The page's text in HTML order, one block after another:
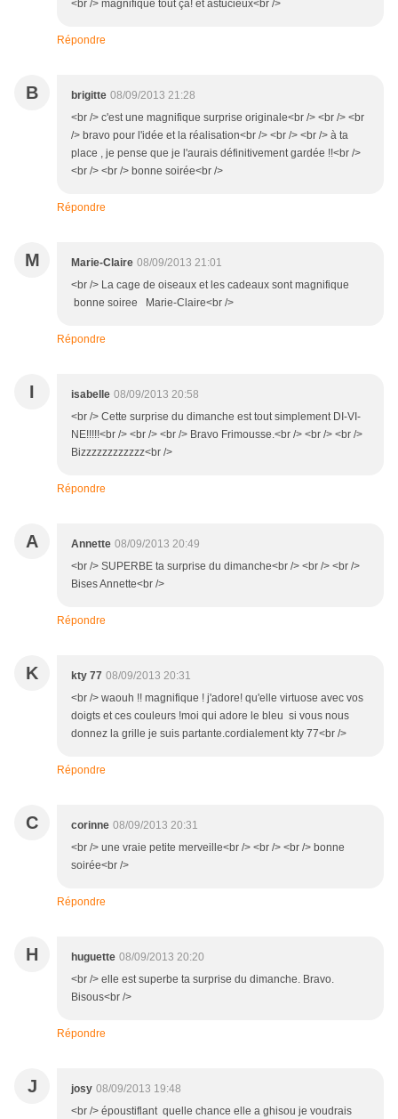
<br /> magnifique tout ça! et astucieux<br />
Répondre
B brigitte 08/09/2013 21:28
<br /> c'est une magnifique surprise originale<br /> <br /> <br
/> bravo pour l'idée et la réalisation<br /> <br /> <br /> à ta
place , je pense que je l'aurais définitivement gardée !!<br />
<br /> <br /> bonne soirée<br />
Répondre
M Marie-Claire 08/09/2013 21:01
<br /> La cage de oiseaux et les cadeaux sont magnifique
bonne soiree Marie-Claire<br />
Répondre
I isabelle 08/09/2013 20:58
<br /> Cette surprise du dimanche est tout simplement DI-VI-
NE!!!!!<br /> <br /> <br /> Bravo Frimousse.<br /> <br /> <br />
Bizzzzzzzzzzzz<br />
Répondre
A Annette 08/09/2013 20:49
<br /> SUPERBE ta surprise du dimanche<br /> <br /> <br />
Bises Annette<br />
Répondre
K kty 77 08/09/2013 20:31
<br /> waouh !! magnifique ! j'adore! qu'elle virtuose avec vos
doigts et ces couleurs !moi qui adore le bleu si vous nous
donnez la grille je suis partante.cordialement kty 77<br />
Répondre
C corinne 08/09/2013 20:31
<br /> une vraie petite merveille<br /> <br /> <br /> bonne
soirée<br />
Répondre
H huguette 08/09/2013 20:20
<br /> elle est superbe ta surprise du dimanche. Bravo.
Bisous<br />
Répondre
J josy 08/09/2013 19:48
<br /> époustiflant quelle chance elle a ghisou je voudrais